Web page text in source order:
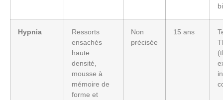
Hypnia
Ressorts
ensachés
haute
densité,
mousse à
mémoire de
forme et
Non
précisée
15 ans